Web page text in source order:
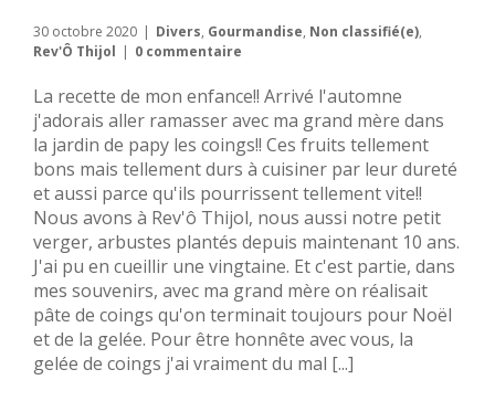
30 octobre 2020 | Divers, Gourmandise, Non classifié(e),
Rev'Ô Thijol | 0 commentaire
La recette de mon enfance!! Arrivé l'automne
j'adorais aller ramasser avec ma grand mère dans
la jardin de papy les coings!! Ces fruits tellement
bons mais tellement durs à cuisiner par leur dureté
et aussi parce qu'ils pourrissent tellement vite!!
Nous avons à Rev'ô Thijol, nous aussi notre petit
verger, arbustes plantés depuis maintenant 10 ans.
J'ai pu en cueillir une vingtaine. Et c'est partie, dans
mes souvenirs, avec ma grand mère on réalisait
pâte de coings qu'on terminait toujours pour Noël
et de la gelée. Pour être honnête avec vous, la
gelée de coings j'ai vraiment du mal [...]